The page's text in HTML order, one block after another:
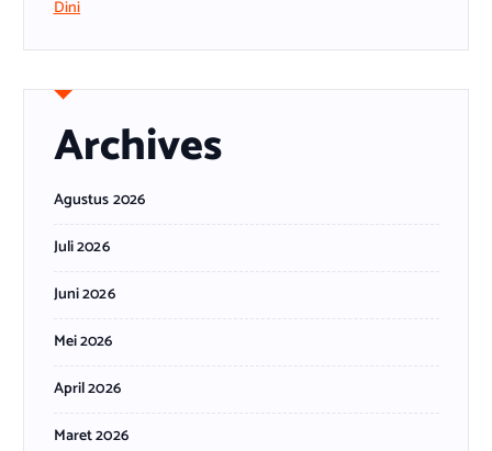
Dini
Archives
Agustus 2026
Juli 2026
Juni 2026
Mei 2026
April 2026
Maret 2026